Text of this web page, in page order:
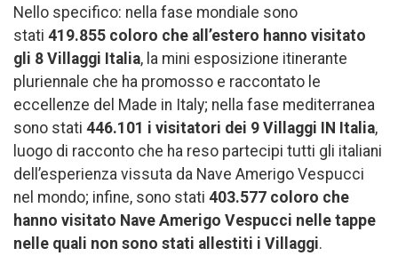
Nello specifico: nella fase mondiale sono
stati 419.855 coloro che all’estero hanno visitato
gli 8 Villaggi Italia, la mini esposizione itinerante
pluriennale che ha promosso e raccontato le
eccellenze del Made in Italy; nella fase mediterranea
sono stati 446.101 i visitatori dei 9 Villaggi IN Italia,
luogo di racconto che ha reso partecipi tutti gli italiani
dell’esperienza vissuta da Nave Amerigo Vespucci
nel mondo; infine, sono stati 403.577 coloro che
hanno visitato Nave Amerigo Vespucci nelle tappe
nelle quali non sono stati allestiti i Villaggi.